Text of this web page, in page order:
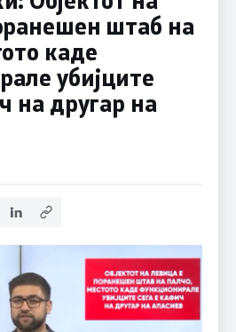
штаб на
каде
убијците
на другар на